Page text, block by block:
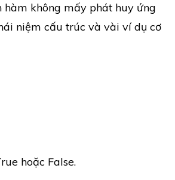
hàm không mấy phát huy ứng
niệm cấu trúc và vài ví dụ cơ
hoặc False.